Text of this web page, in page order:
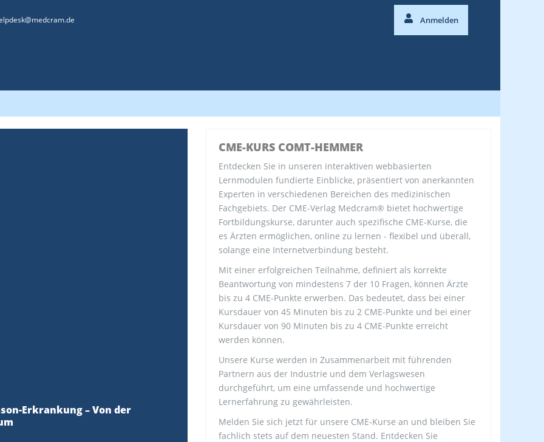
Anmelden
Erkrankung – Von der
CME-KURS COMT-HEMMER
Entdecken Sie in unseren interaktiven webbasierten
Lernmodulen fundierte Einblicke, präsentiert von anerkannten
Experten in verschiedenen Bereichen des medizinischen
Fachgebiets. Der CME-Verlag Medcram® bietet hochwertige
Fortbildungskurse, darunter auch spezifische CME-Kurse, die
es Ärzten ermöglichen, online zu lernen - flexibel und überall,
solange eine Internetverbindung besteht.
Mit einer erfolgreichen Teilnahme, definiert als korrekte
Beantwortung von mindestens 7 der 10 Fragen, können Ärzte
bis zu 4 CME-Punkte erwerben. Das bedeutet, dass bei einer
Kursdauer von 45 Minuten bis zu 2 CME-Punkte und bei einer
Kursdauer von 90 Minuten bis zu 4 CME-Punkte erreicht
werden können.
Unsere Kurse werden in Zusammenarbeit mit führenden
Partnern aus der Industrie und dem Verlagswesen
durchgeführt, um eine umfassende und hochwertige
Lernerfahrung zu gewährleisten.
Melden Sie sich jetzt für unsere CME-Kurse an und bleiben Sie
fachlich stets auf dem neuesten Stand. Entdecken Sie